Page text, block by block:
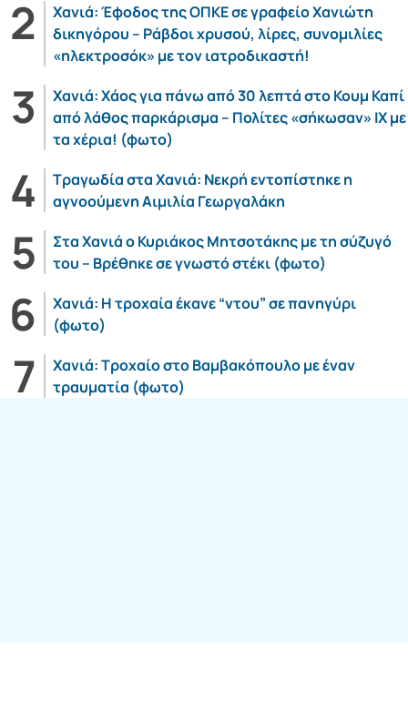
Χανιά: Έφοδος της ΟΠΚΕ σε γραφείο Χανιώτη
δικηγόρου – Ράβδοι χρυσού, λίρες, συνομιλίες
«ηλεκτροσόκ» με τον ιατροδικαστή!
Χανιά: Χάος για πάνω από 30 λεπτά στο Κουμ Καπί
από λάθος παρκάρισμα – Πολίτες «σήκωσαν» ΙΧ με
τα χέρια! (φωτο)
Τραγωδία στα Χανιά: Νεκρή εντοπίστηκε η
αγνοούμενη Αιμιλία Γεωργαλάκη
Στα Χανιά ο Κυριάκος Μητσοτάκης με τη σύζυγό
του – Βρέθηκε σε γνωστό στέκι (φωτο)
Χανιά: Η τροχαία έκανε “ντου” σε πανηγύρι
(φωτο)
Χανιά: Τροχαίο στο Βαμβακόπουλο με έναν
τραυματία (φωτο)